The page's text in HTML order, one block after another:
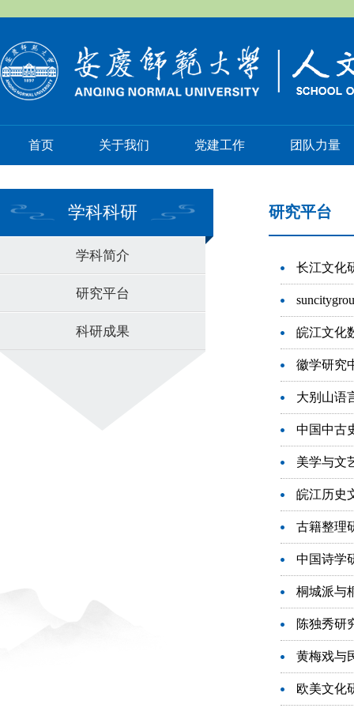
首页 关于我们 党建工作 团队力量
学科科研
学科简介
研究平台
科研成果
研究平台
长江文化
皖江文化
徽学研究
大别山语
中国中古
美学与文
皖江历史
古籍整理
中国诗学
桐城派与
陈独秀研
黄梅戏与
欧美文化